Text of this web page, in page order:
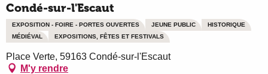
Condé-sur-l'Escaut
EXPOSITION - FOIRE - PORTES OUVERTES JEUNE PUBLIC
HISTORIQUE
MÉDIÉVAL
EXPOSITIONS, FÊTES ET FESTIVALS
Place Verte, 59163 Condé-sur-l'Escaut
M'y rendre